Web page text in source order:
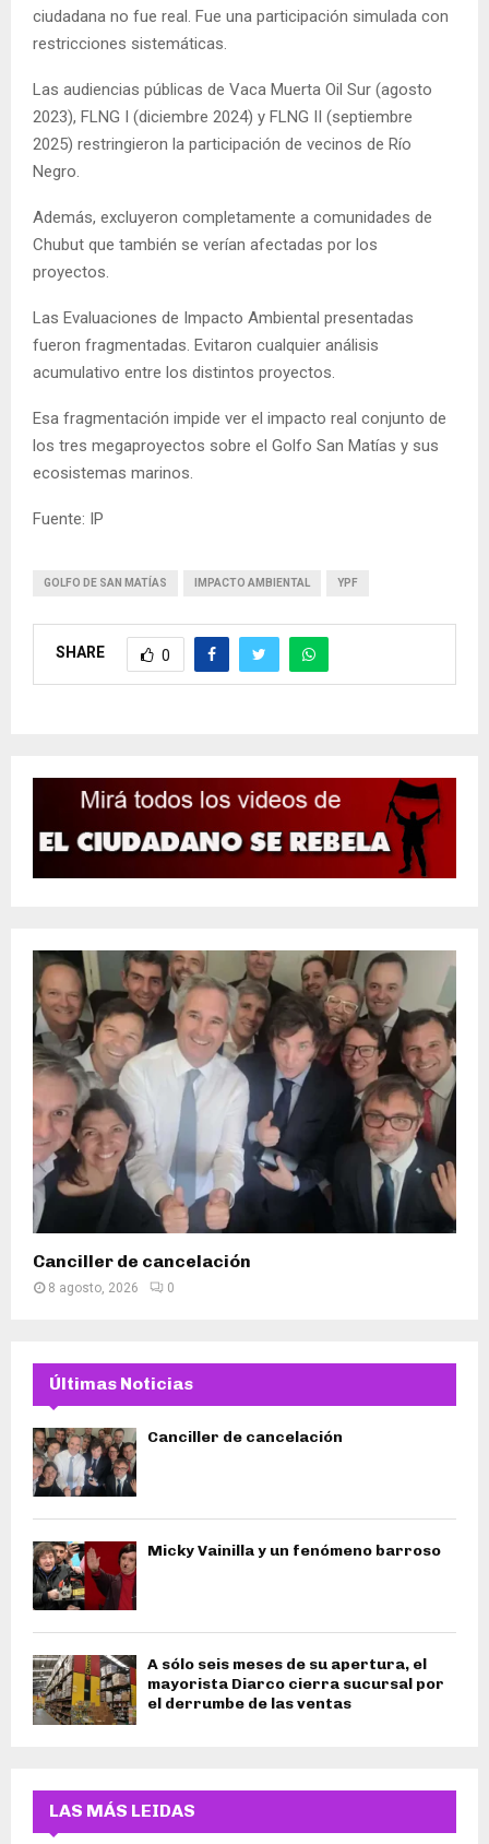
ciudadana no fue real. Fue una participación simulada con
restricciones sistemáticas.
Las audiencias públicas de Vaca Muerta Oil Sur (agosto
2023), FLNG I (diciembre 2024) y FLNG II (septiembre
2025) restringieron la participación de vecinos de Río
Negro.
Además, excluyeron completamente a comunidades de
Chubut que también se verían afectadas por los
proyectos.
Las Evaluaciones de Impacto Ambiental presentadas
fueron fragmentadas. Evitaron cualquier análisis
acumulativo entre los distintos proyectos.
Esa fragmentación impide ver el impacto real conjunto de
los tres megaproyectos sobre el Golfo San Matías y sus
ecosistemas marinos.
Fuente: IP
GOLFO DE SAN MATÍAS IMPACTO AMBIENTAL YPF
SHARE 0
Canciller de cancelación
8 agosto, 2026 0
Últimas Noticias
Canciller de cancelación
Micky Vainilla y un fenómeno barroso
A sólo seis meses de su apertura, el
mayorista Diarco cierra sucursal por
el derrumbe de las ventas
LAS MÁS LEIDAS